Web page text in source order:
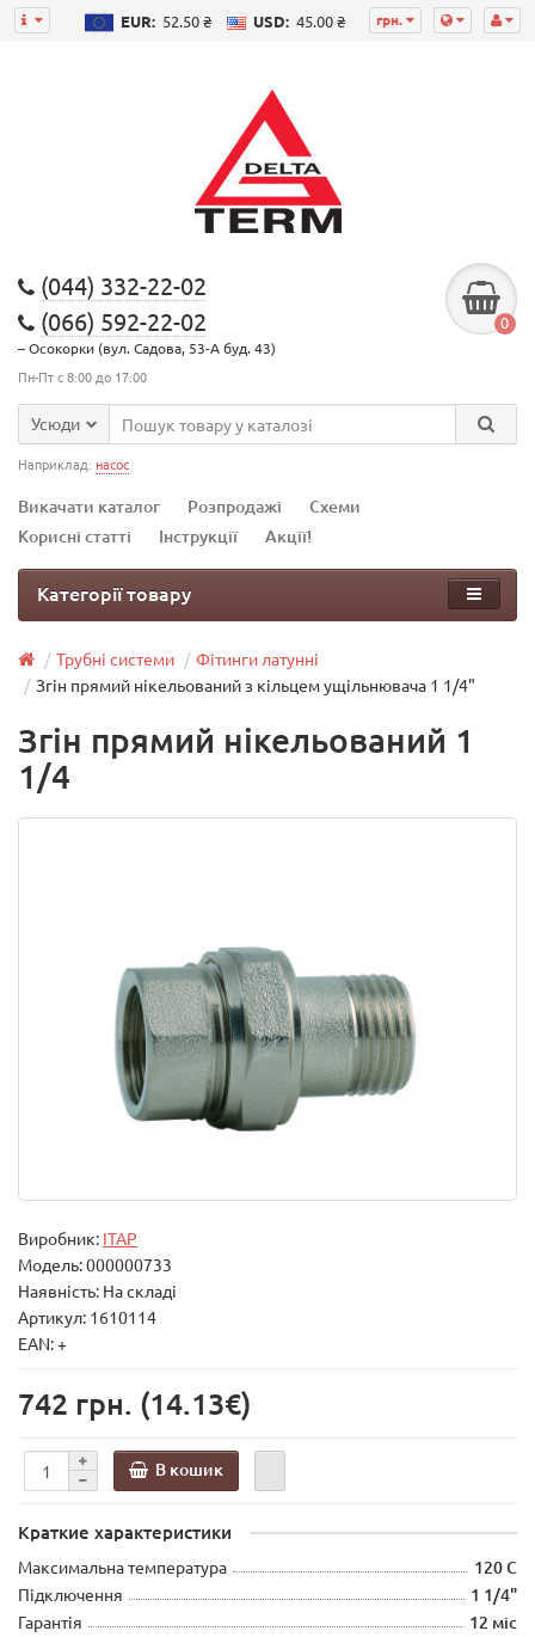
грн.
EUR: 52.50 ₴ USD: 45.00 ₴
(044) 332-22-02
(066) 592-22-02
– Осокорки (вул. Садова, 53-А буд. 43)
Пн-Пт с 8:00 до 17:00
0
Усюди
Наприклад: насос
Викачати каталог Розпродажі
Схеми
Корисні статті
Інструкції Акції!
Категорії товару
Трубні системи
Фітинги латунні
Згін прямий нікельований з кільцем ущільнювача 1 1/4"
Згін прямий нікельований 1
1/4
Виробник: ITAP
Модель:000000733
Наявність: На складі
Артикул: 1610114
EAN: +
742 грн. (14.13€)
В кошик
Краткие характеристики
Максимальна температура 120 C
Підключення 1 1/4"
Гарантія 12 міс